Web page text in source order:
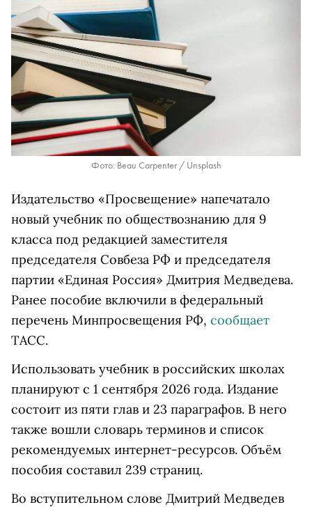
Фото: Beau Carpenter / Unsplash
Издательство «Просвещение» напечатало
новый учебник по обществознанию для 9
класса под редакцией заместителя
председателя Совбеза РФ и председателя
партии «Единая Россия» Дмитрия Медведева.
Ранее пособие включили в федеральный
перечень Минпросвещения РФ, сообщает
ТАСС.
Использовать учебник в российских школах
планируют с 1 сентября 2026 года. Издание
состоит из пяти глав и 23 параграфов. В него
также вошли словарь терминов и список
рекомендуемых интернет-ресурсов. Объём
пособия составил 239 страниц.
Во вступительном слове Дмитрий Медведев